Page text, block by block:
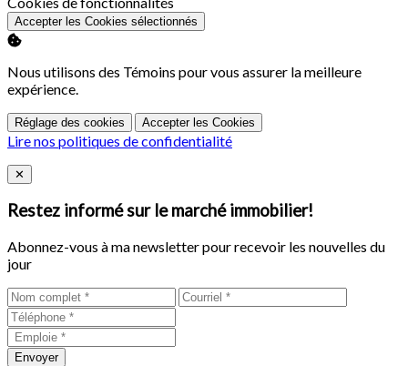
Accepter les Cookies sélectionnés
Nous utilisons des Témoins pour vous assurer la meilleure
expérience.
Réglage des cookies Accepter les Cookies
Lire nos politiques de confidentialité
Close
✕
Restez informé sur le marché immobilier!
Abonnez-vous à ma newsletter pour recevoir les nouvelles du
jour
Envoyer